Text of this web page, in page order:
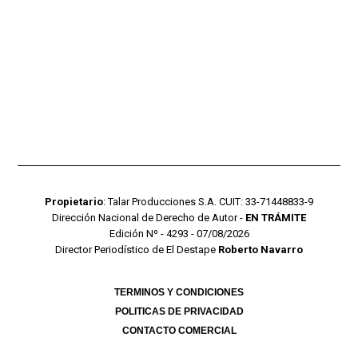
Propietario: Talar Producciones S.A. CUIT: 33-71448833-9
Dirección Nacional de Derecho de Autor - EN TRÁMITE
Edición Nº - 4293 - 07/08/2026
Director Periodístico de El Destape Roberto Navarro
TERMINOS Y CONDICIONES
POLITICAS DE PRIVACIDAD
CONTACTO COMERCIAL